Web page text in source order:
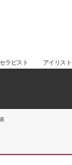
セラピスト アイリスト